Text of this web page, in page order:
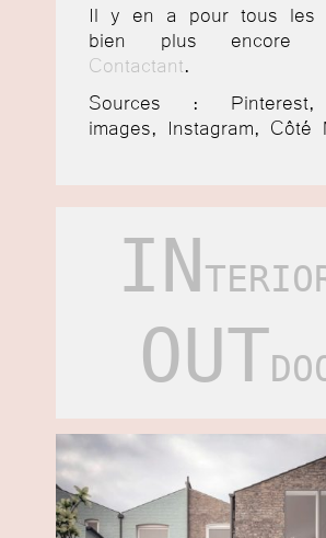
Il y en a pour tous les
bien plus encore
Contactant
Sources : Pinterest,
images, Instagram, Côté
IN
OUT